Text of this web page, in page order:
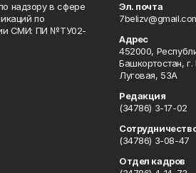
надзору в сфере
по
СМИ: ПИ №ТУ02-
Эл. почта
Адрес
452000,
Башкортостан,
Луговая, 53А
Редакция
(34786) 3-17-02
(34786) 3-08-47
Отдел кадров